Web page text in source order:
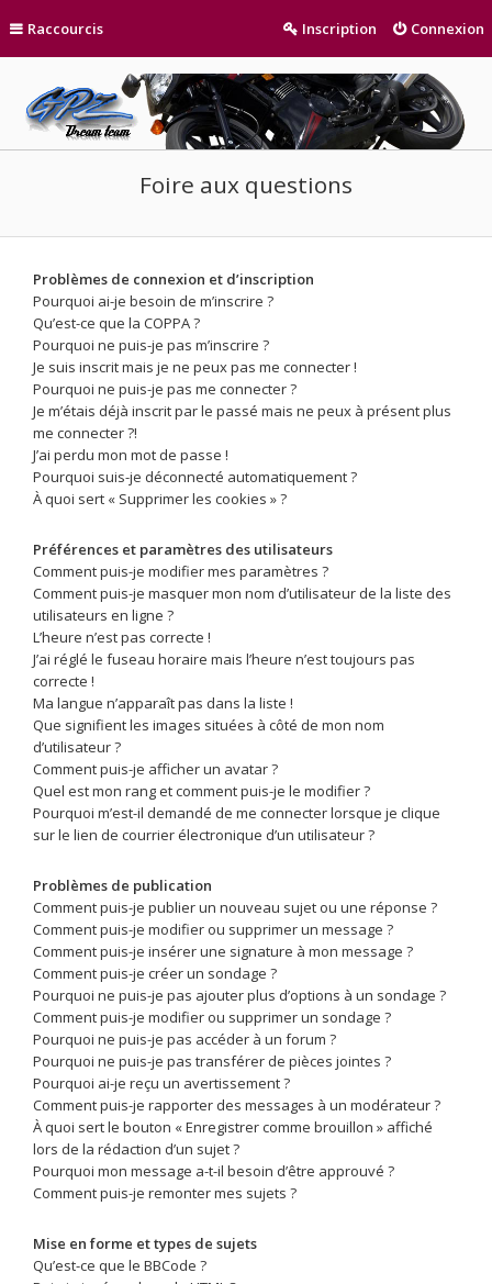
Raccourcis Connexion
Inscription
Foire aux questions
Problèmes de connexion et d’inscription
Pourquoi ai-je besoin de m’inscrire ?
Qu’est-ce que la COPPA ?
Pourquoi ne puis-je pas m’inscrire ?
Je suis inscrit mais je ne peux pas me connecter !
Pourquoi ne puis-je pas me connecter ?
Je m’étais déjà inscrit par le passé mais ne peux à présent plus
me connecter ?!
J’ai perdu mon mot de passe !
Pourquoi suis-je déconnecté automatiquement ?
À quoi sert « Supprimer les cookies » ?
Préférences et paramètres des utilisateurs
Comment puis-je modifier mes paramètres ?
Comment puis-je masquer mon nom d’utilisateur de la liste des
utilisateurs en ligne ?
L’heure n’est pas correcte !
J’ai réglé le fuseau horaire mais l’heure n’est toujours pas
correcte !
Ma langue n’apparaît pas dans la liste !
Que signifient les images situées à côté de mon nom
d’utilisateur ?
Comment puis-je afficher un avatar ?
Quel est mon rang et comment puis-je le modifier ?
Pourquoi m’est-il demandé de me connecter lorsque je clique
sur le lien de courrier électronique d’un utilisateur ?
Problèmes de publication
Comment puis-je publier un nouveau sujet ou une réponse ?
Comment puis-je modifier ou supprimer un message ?
Comment puis-je insérer une signature à mon message ?
Comment puis-je créer un sondage ?
Pourquoi ne puis-je pas ajouter plus d’options à un sondage ?
Comment puis-je modifier ou supprimer un sondage ?
Pourquoi ne puis-je pas accéder à un forum ?
Pourquoi ne puis-je pas transférer de pièces jointes ?
Pourquoi ai-je reçu un avertissement ?
Comment puis-je rapporter des messages à un modérateur ?
À quoi sert le bouton « Enregistrer comme brouillon » affiché
lors de la rédaction d’un sujet ?
Pourquoi mon message a-t-il besoin d’être approuvé ?
Comment puis-je remonter mes sujets ?
Mise en forme et types de sujets
Qu’est-ce que le BBCode ?